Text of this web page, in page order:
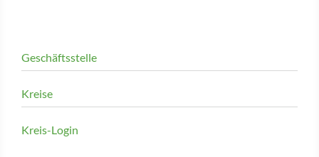
Geschäftsstelle
Kreise
Kreis-Login